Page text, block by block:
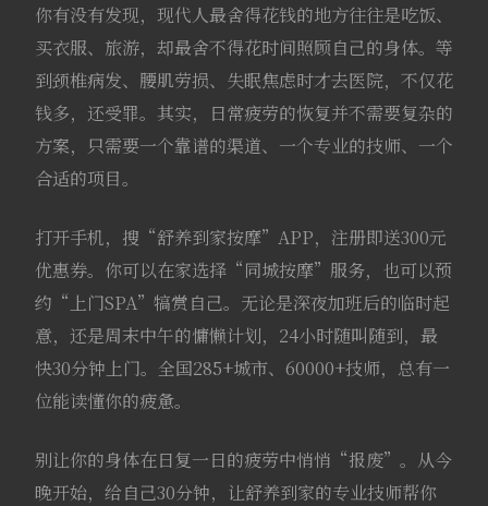
你有没有发现，现代人最舍得花钱的地方往往是吃饭、
买衣服、旅游，却最舍不得花时间照顾自己的身体。等
到颈椎病发、腰肌劳损、失眠焦虑时才去医院，不仅花
钱多，还受罪。其实，日常疲劳的恢复并不需要复杂的
方案，只需要一个靠谱的渠道、一个专业的技师、一个
合适的项目。
打开手机，搜“舒养到家按摩”APP，注册即送300元
优惠券。你可以在家选择“同城按摩”服务，也可以预
约“上门SPA”犒赏自己。无论是深夜加班后的临时起
意，还是周末中午的慵懒计划，24小时随叫随到，最
快30分钟上门。全国285+城市、60000+技师，总有一
位能读懂你的疲惫。
别让你的身体在日复一日的疲劳中悄悄“报废”。从今
晚开始，给自己30分钟，让舒养到家的专业技师帮你